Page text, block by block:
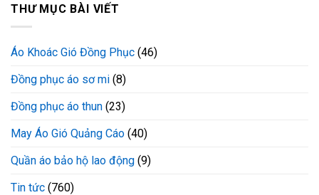
THƯ MỤC BÀI VIẾT
Áo Khoác Gió Đồng Phục (46)
Đồng phục áo sơ mi (8)
Đồng phục áo thun (23)
May Áo Gió Quảng Cáo (40)
Quần áo bảo hộ lao động (9)
Tin tức (760)